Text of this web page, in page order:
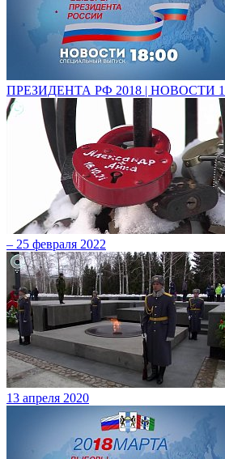
ПРЕЗИДЕНТА РФ 2018 | НОВОСТИ
– 25 февраля 2022
13 апреля 2020